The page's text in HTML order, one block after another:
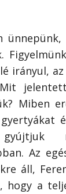
irányul,
Miben
Az
áll,
hogy a